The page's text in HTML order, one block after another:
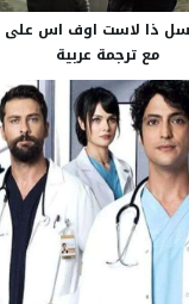
ذا لاست اوف اس على
مع ترجمة عربية